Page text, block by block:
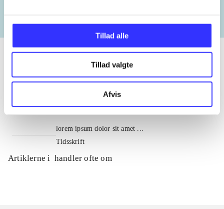
Tillad alle
Tillad valgte
Afvis
Tidsskrift
lorem ipsum dolor sit amet ...
Tidsskrift
Artiklerne i handler ofte om